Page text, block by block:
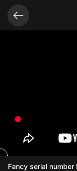
Video opened
Fancy serial
Related videos